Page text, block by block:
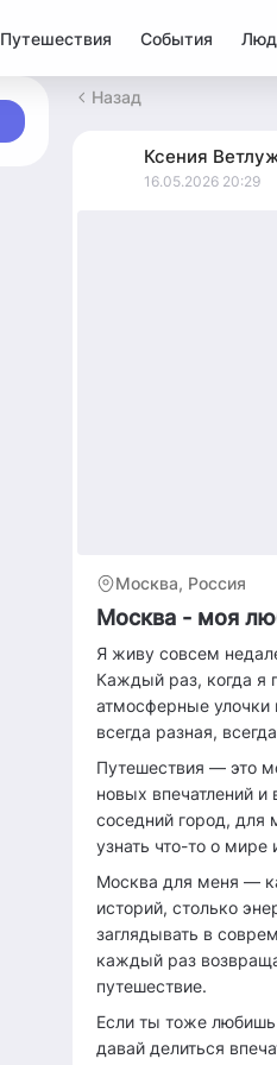
Путешествия События
Назад
Ксения
16.05.2026 20:29
Москва, Россия
Москва - моя
Я живу совсем
Каждый раз, когда я
атмосферные улочки
всегда разная,
Путешествия — это
новых впечатлений
соседний город,
узнать что-то о мире
Москва для меня —
историй, столько
заглядывать в
каждый раз
путешествие.
Если ты тоже любишь
давай делиться